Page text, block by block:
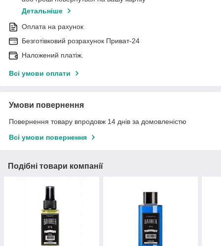
Детальніше
Оплата на рахунок
Безготівковий розрахунок Приват-24
Наложений платіж.
Всі умови оплати
Умови повернення
Повернення товару впродовж 14 днів за домовленістю
Всі умови повернення
Подібні товари компанії